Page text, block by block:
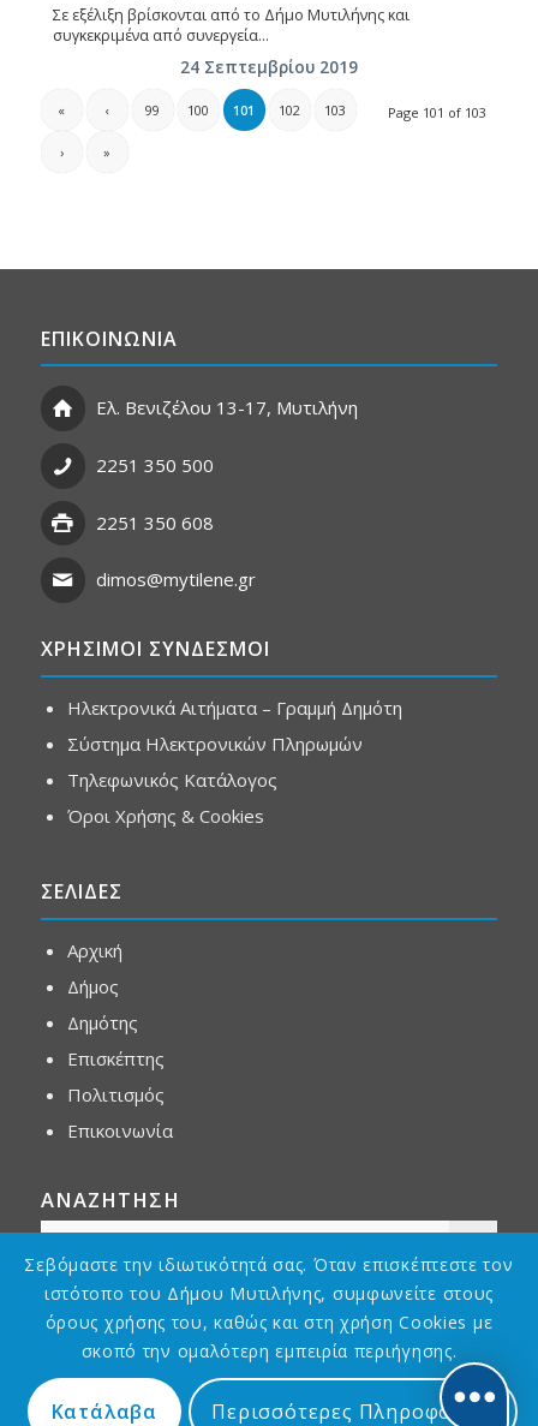
Σε εξέλιξη βρίσκονται από το Δήμο Μυτιλήνης και
συγκεκριμένα από συνεργεία…
24 Σεπτεμβρίου 2019
Page 101 of 103
« ‹ 99 100 101 102 103
› »
ΕΠΙΚΟΙΝΩΝΙΑ
Ελ. Βενιζέλου 13-17, Μυτιλήνη
2251 350 500
2251 350 608
dimos@mytilene.gr
ΧΡΗΣΙΜΟΙ ΣΥΝΔΕΣΜΟΙ
Ηλεκτρονικά Αιτήματα – Γραμμή Δημότη
Σύστημα Ηλεκτρονικών Πληρωμών
Τηλεφωνικός Κατάλογος
Όροι Χρήσης & Cookies
ΣΕΛΙΔΕΣ
Αρχική
Δήμος
Δημότης
Επισκέπτης
Πολιτισμός
Επικοινωνία
ΑΝΑΖΗΤΗΣΗ
Designed byAsterias GDG
Σεβόμαστε την ιδιωτικότητά σας. Όταν επισκέπτεστε τον
ιστότοπο του Δήμου Μυτιλήνης, συμφωνείτε στους
όρους χρήσης του, καθώς και στη χρήση Cookies με
σκοπό την ομαλότερη εμπειρία περιήγησης.
Κατάλαβα Περισσότερες Πληροφορίες